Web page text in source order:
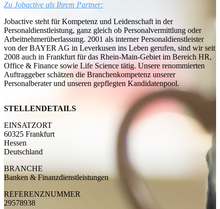
Zu Jobactive als Ihrem Partner:
Jobactive steht für Kompetenz und Leidenschaft in der
Personaldienstleistung, ganz gleich ob Personalvermittlung oder
Arbeitnehmerüberlassung. 2001 als interner Personaldienstleister
von der BAYER AG in Leverkusen ins Leben gerufen, sind wir seit
2008 auch in Frankfurt für das Rhein-Main-Gebiet im Bereich HR,
Office & Finance sowie Life Science tätig. Unsere renommierten
Auftraggeber schätzen die Branchenkompetenz unserer
Personalberater und unseren gepflegten Kandidatenpool.
STELLENDETAILS
EINSATZORT
60325 Frankfurt
Hessen
Deutschland
BRANCHE
Banken & Finanzdienstleistungen
REFERENZNUMMER
29578938